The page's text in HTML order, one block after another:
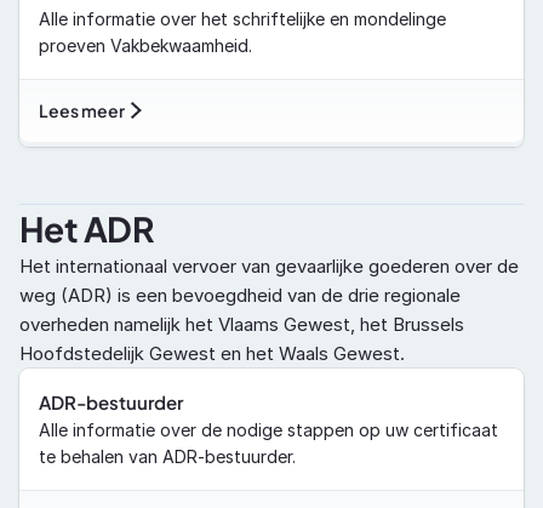
Alle informatie over het schriftelijke en mondelinge
proeven Vakbekwaamheid.
Lees meer
Het ADR
Het internationaal vervoer van gevaarlijke goederen over de
weg (ADR) is een bevoegdheid van de drie regionale
overheden namelijk het Vlaams Gewest, het Brussels
Hoofdstedelijk Gewest en het Waals Gewest.
ADR-bestuurder
Alle informatie over de nodige stappen op uw certificaat
te behalen van ADR-bestuurder.